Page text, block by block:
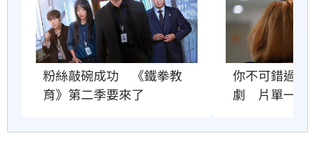
粉絲敲碗成功　《鐵拳教
育》第二季要來了
你不可錯過的
劇　片單一次